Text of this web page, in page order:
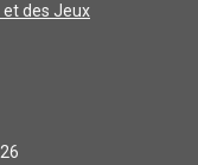
et des Jeux